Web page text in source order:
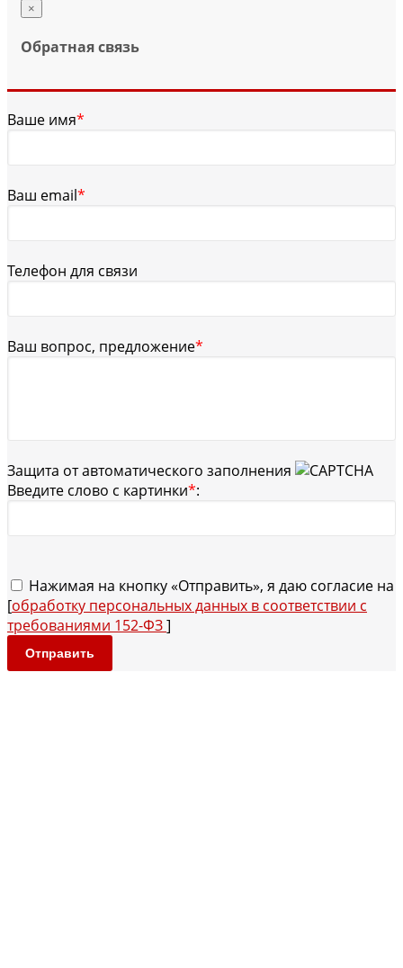
×
Обратная связь
Ваше имя*
Ваш email*
Телефон для связи
Ваш вопрос, предложение*
Защита от автоматического заполнения
Введите слово с картинки*:
Нажимая на кнопку «Отправить», я даю согласие на
[обработку персональных данных в соответствии с
требованиями 152-ФЗ]
Отправить